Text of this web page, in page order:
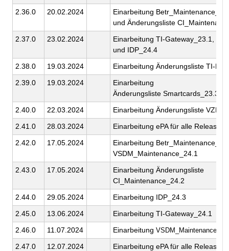
2.36.0
20.02.2024
Einarbeitung
und Änderungsliste
2.37.0
23.02.2024
Einarbeitung TI-Gateway_23.1,
und IDP_24.4
2.38.0
19.03.2024
Einarbeitung Änderungsliste TI-
2.39.0
19.03.2024
Einarbeitung
Änderungsliste Smartcards_23.3
2.40.0
22.03.2024
Einarbeitung Änderungsliste
2.41.0
28.03.2024
Einarbeitung ePA für alle Release
2.42.0
17.05.2024
Einarbeitung
VSDM_Maintenance_24.1
2.43.0
17.05.2024
Einarbeitung Änderungsliste
CI_Maintenance_24.2
2.44.0
29.05.2024
Einarbeitung IDP_24.3
2.45.0
13.06.2024
Einarbeitung TI-Gateway_24.1
2.46.0
11.07.2024 Einarbeitung
2.47.0 12.07.2024
Einarbeitung ePA für alle Release